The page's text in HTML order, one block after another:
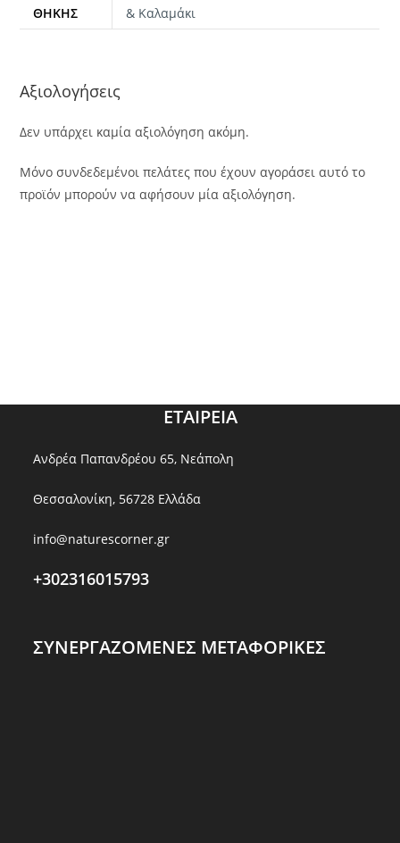
ΘΉΚΗΣ
& Καλαμάκι
Αξιολογήσεις
Δεν υπάρχει καμία αξιολόγηση ακόμη.
Μόνο συνδεδεμένοι πελάτες που έχουν αγοράσει αυτό το
προϊόν μπορούν να αφήσουν μία αξιολόγηση.
ΕΤΑΙΡΕΙΑ
Ανδρέα Παπανδρέου 65, Νεάπολη
Θεσσαλονίκη, 56728 Ελλάδα
info@naturescorner.gr
+302316015793
ΣΥΝΕΡΓΑΖΟΜΕΝΕΣ ΜΕΤΑΦΟΡΙΚΕΣ